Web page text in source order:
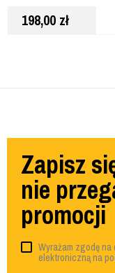
DWHT82813-0
198,00 zł
Zapisz
nie
promocji
Wyrażam zgodę
elektroniczną na